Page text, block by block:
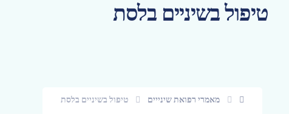
טיפול בשיניים בלסת
מאמרי רפואת שינייים טיפול בשיניים בלסת